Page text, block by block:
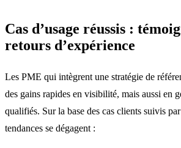
Cas d’usage réussis :
retours d’expérience
Les PME qui intègrent une stratégie de
des gains rapides en visibilité, mais aussi en
qualifiés. Sur la base des cas clients suivis
tendances se dégagent :